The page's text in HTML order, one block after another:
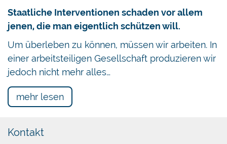
Staatliche Interventionen schaden vor allem
jenen, die man eigentlich schützen will.
Um überleben zu können, müssen wir arbeiten. In
einer arbeitsteiligen Gesellschaft produzieren wir
jedoch nicht mehr alles…
mehr lesen
Kontakt